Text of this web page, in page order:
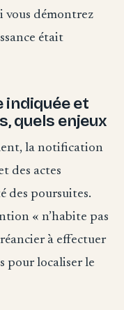
vous démontrez
était
indiquée et
quels enjeux
la notification
des actes
des poursuites.
« n’habite pas
à effectuer
pour localiser le